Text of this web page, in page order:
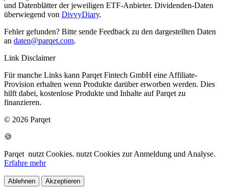
und Datenblätter der jeweiligen ETF-Anbieter. Dividenden-Daten
überwiegend von DivvyDiary.
Fehler gefunden? Bitte sende Feedback zu den dargestellten Daten
an daten@parqet.com.
Link Disclaimer
Für manche Links kann Parqet Fintech GmbH eine Affiliate-
Provision erhalten wenn Produkte darüber erworben werden. Dies
hilft dabei, kostenlose Produkte und Inhalte auf Parqet zu
finanzieren.
© 2026 Parqet
🍪
Parqet nutzt Cookies. nutzt Cookies zur Anmeldung und Analyse.
Erfahre mehr
Ablehnen Akzeptieren